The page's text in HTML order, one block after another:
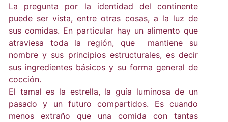
La pregunta por la identidad del continente
puede ser vista, entre otras cosas, a la luz de
sus comidas. En particular hay un alimento que
atraviesa toda la región, que mantiene su
nombre y sus principios estructurales, es decir
sus ingredientes básicos y su forma general de
cocción.
El tamal es la estrella, la guía luminosa de un
pasado y un futuro compartidos. Es cuando
menos extraño que una comida con tantas